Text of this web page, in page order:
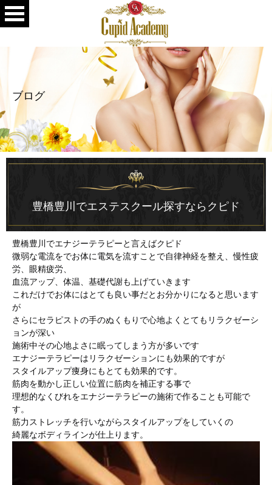
ブログ
豊橋豊川でエステスクール探すならクピド
豊橋豊川でエナジーテラピーと言えばクピド
微弱な電流をでお体に電気を流すことで自律神経を整え、慢性疲
労、眼精疲労、
血流アップ、体温、基礎代謝も上げていきます
これだけでお体にはとても良い事だとお分かりになると思います
が
さらにセラピストの手のぬくもりで心地よくとてもリラクゼーシ
ョンが深い
施術中その心地よさに眠ってしまう方が多いです
エナジーテラピーはリラクゼーションにも効果的ですが
スタイルアップ痩身にもとても効果的です。
筋肉を動かし正しい位置に筋肉を補正する事で
理想的なくびれをエナジーテラピーの施術で作ることも可能で
す。
筋力ストレッチを行いながらスタイルアップをしていくの
綺麗なボディラインが仕上ります。